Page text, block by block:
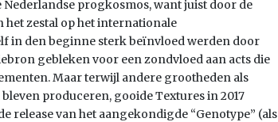
progkosmos, want juist door de
het zestal op het internationale
in den beginne sterk beïnvloed werden door
gebleken voor een zondvloed aan acts die
Maar terwijl andere grootheden als
produceren, gooide Textures in 2017
release van het aangekondigde “Genotype” (als